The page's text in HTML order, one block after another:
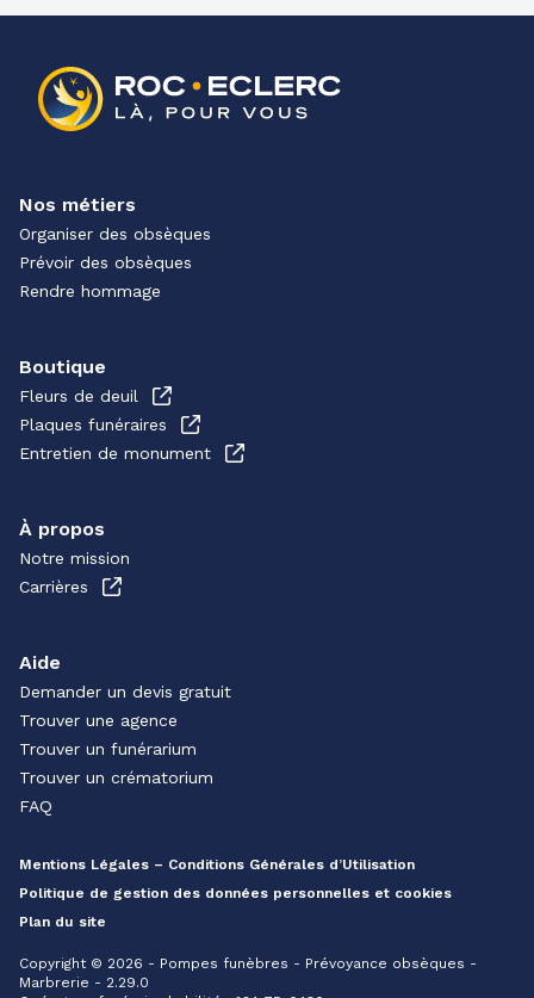
Nos métiers
Organiser des obsèques
Prévoir des obsèques
Rendre hommage
Boutique
Fleurs de deuil
Plaques funéraires
Entretien de monument
À propos
Notre mission
Carrières
Aide
Demander un devis gratuit
Trouver une agence
Trouver un funérarium
Trouver un crématorium
FAQ
Mentions Légales – Conditions Générales d’Utilisation
Politique de gestion des données personnelles et cookies
Plan du site
Copyright © 2026 - Pompes funèbres - Prévoyance obsèques -
Marbrerie - 2.29.0